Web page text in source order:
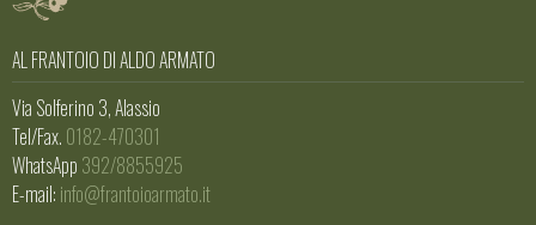
AL FRANTOIO DI ALDO ARMATO
Via Solferino 3, Alassio
Tel/Fax. 0182-470301
WhatsApp 392/8855925
E-mail: info@frantoioarmato.it